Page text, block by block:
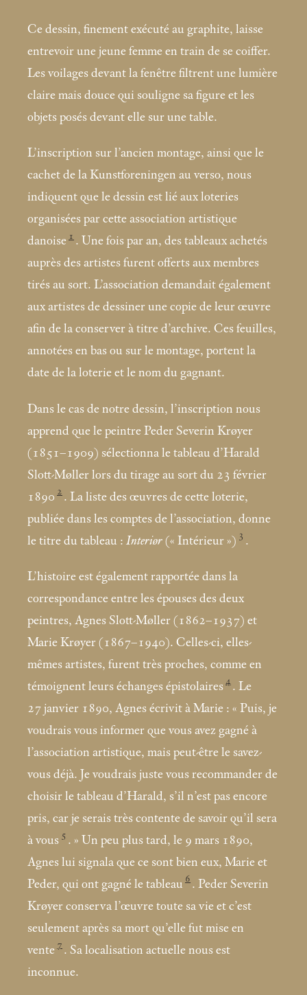
Ce dessin, finement exécuté au graphite, laisse
entrevoir une jeune femme en train de se coiffer.
Les voilages devant la fenêtre filtrent une lumière
claire mais douce qui souligne sa figure et les
objets posés devant elle sur une table.
L’inscription sur l’ancien montage, ainsi que le
cachet de la Kunstforeningen au verso, nous
indiquent que le dessin est lié aux loteries
organisées par cette association artistique
danoise 1 . Une fois par an, des tableaux achetés
auprès des artistes furent offerts aux membres
tirés au sort. L’association demandait également
aux artistes de dessiner une copie de leur œuvre
afin de la conserver à titre d’archive. Ces feuilles,
annotées en bas ou sur le montage, portent la
date de la loterie et le nom du gagnant.
Dans le cas de notre dessin, l’inscription nous
apprend que le peintre Peder Severin Krøyer
(1851–1909) sélectionna le tableau d’Harald
Slott-Møller lors du tirage au sort du 23 février
1890 2 . La liste des œuvres de cette loterie,
publiée dans les comptes de l’association, donne
le titre du tableau : Interiør (« Intérieur ») 3 .
L’histoire est également rapportée dans la
correspondance entre les épouses des deux
peintres, Agnes Slott-Møller (1862–1937) et
Marie Krøyer (1867–1940). Celles-ci, elles-
mêmes artistes, furent très proches, comme en
témoignent leurs échanges épistolaires4. Le
27 janvier 1890, Agnes écrivit à Marie : « Puis, je
voudrais vous informer que vous avez gagné à
l’association artistique, mais peut-être le savez-
vous déjà. Je voudrais juste vous recommander de
choisir le tableau d’Harald, s’il n’est pas encore
pris, car je serais très contente de savoir qu’il sera
à vous 5 . » Un peu plus tard, le 9 mars 1890,
Agnes lui signala que ce sont bien eux, Marie et
Peder, qui ont gagné le tableau 6 . Peder Severin
Krøyer conserva l’œuvre toute sa vie et c’est
seulement après sa mort qu’elle fut mise en
vente 7 . Sa localisation actuelle nous est
inconnue.